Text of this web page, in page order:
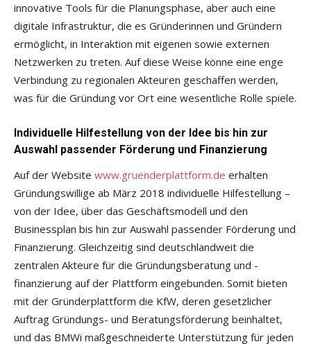
innovative Tools für die Planungsphase, aber auch eine
digitale Infrastruktur, die es Gründerinnen und Gründern
ermöglicht, in Interaktion mit eigenen sowie externen
Netzwerken zu treten. Auf diese Weise könne eine enge
Verbindung zu regionalen Akteuren geschaffen werden,
was für die Gründung vor Ort eine wesentliche Rolle spiele.
Individuelle Hilfestellung von der Idee bis hin zur
Auswahl passender Förderung und Finanzierung
Auf der Website www.gruenderplattform.de erhalten
Gründungswillige ab März 2018 individuelle Hilfestellung –
von der Idee, über das Geschäftsmodell und den
Businessplan bis hin zur Auswahl passender Förderung und
Finanzierung. Gleichzeitig sind deutschlandweit die
zentralen Akteure für die Gründungsberatung und -
finanzierung auf der Plattform eingebunden. Somit bieten
mit der Gründerplattform die KfW, deren gesetzlicher
Auftrag Gründungs- und Beratungsförderung beinhaltet,
und das BMWi maßgeschneiderte Unterstützung für jeden